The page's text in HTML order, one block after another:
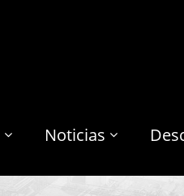
Noticias